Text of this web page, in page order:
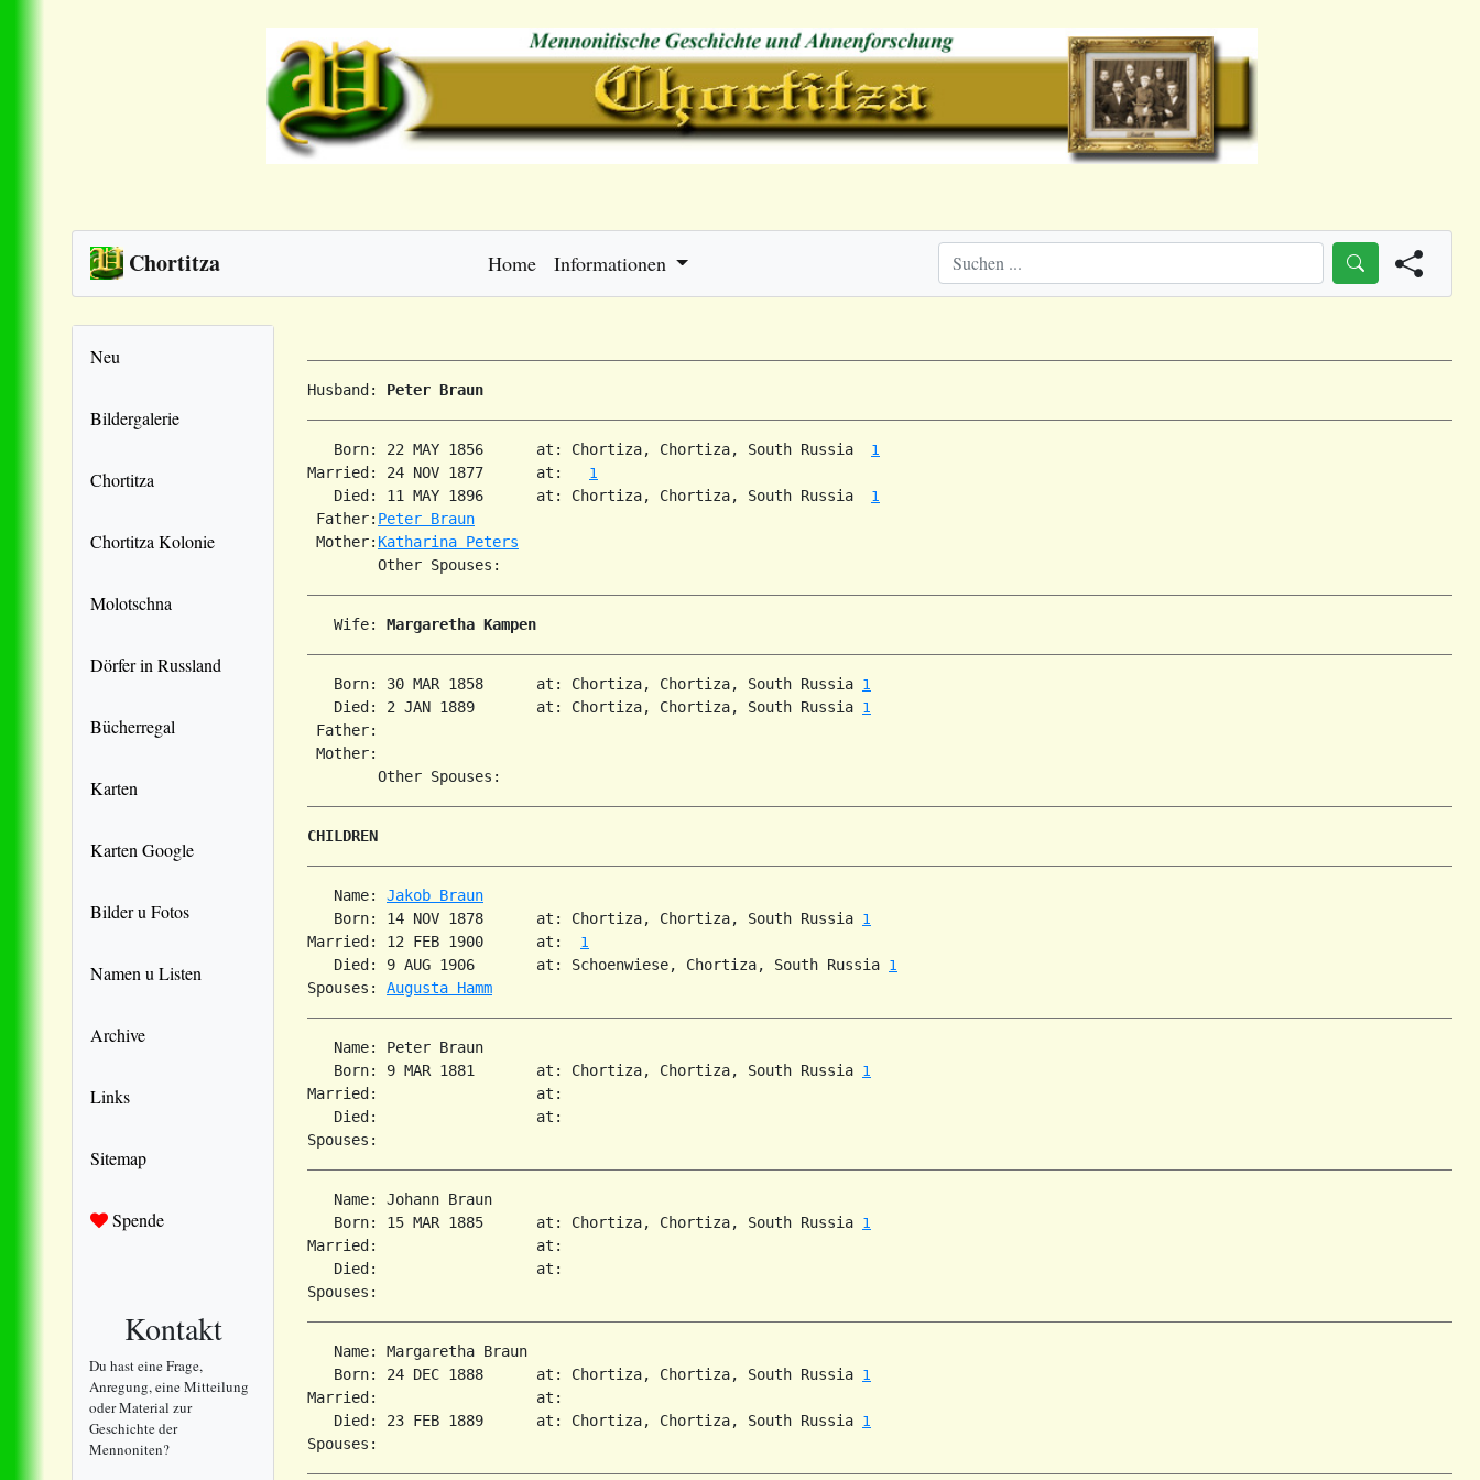
Chortitza Home Informationen
Neu
Bildergalerie
Chortitza
Chortitza Kolonie
Molotschna
Dörfer in Russland
Bücherregal
Karten
Karten Google
Bilder u Fotos
Namen u Listen
Archive
Links
Sitemap
Spende
Kontakt
Du hast eine Frage,
Anregung, eine Mitteilung
oder Material zur
Geschichte der
Mennoniten?
Husband: Peter Braun
   Born: 22 MAY 1856      at: Chortiza, Chortiza, South Russia
1
Married: 24 NOV 1877      at: 1
   Died: 11 MAY 1896      at: Chortiza, Chortiza, South Russia
1
Father: Peter Braun
Mother: Katharina Peters
   Wife:
Margaretha Kampen
   Born: 30 MAR 1858      at: Chortiza, Chortiza, South Russia
1
   Died: 2 JAN 1889       at: Chortiza, Chortiza, South Russia
1
Father:
Mother:
CHILDREN
   Name:
Jakob Braun
   Born: 14 NOV 1878      at: Chortiza, Chortiza, South Russia
1
Married: 12 FEB 1900      at: 1
   Died: 9 AUG 1906       at: Schoenwiese, Chortiza, South Russia
1
Spouses: Augusta Hamm
   Name: Peter Braun
   Born: 9 MAR 1881       at: Chortiza, Chortiza, South Russia
1
Married:                  at:
   Died:                  at:
   Name: Johann Braun
   Born: 15 MAR 1885      at: Chortiza, Chortiza, South Russia
1
Married:                  at:
   Died:                  at:
   Name: Margaretha Braun
   Born: 24 DEC 1888      at: Chortiza, Chortiza, South Russia
1
Married:                  at:
   Died: 23 FEB 1889      at: Chortiza, Chortiza, South Russia
1